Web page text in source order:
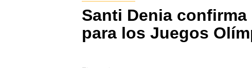
Santi Denia
para los Juegos